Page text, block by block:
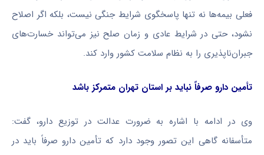
فعلی بیمه‌ها نه تنها پاسخگوی شرایط جنگی نیست، بلکه اگر اصلاح
نشود، حتی در شرایط عادی و زمان صلح نیز می‌تواند خسارت‌های
جبران‌ناپذیری را به نظام سلامت کشور وارد کند.
تأمین دارو صرفاً نباید بر استان تهران متمرکز باشد
وی در ادامه با اشاره به ضرورت عدالت در توزیع دارو، گفت:
متأسفانه گاهی این تصور وجود دارد که تأمین دارو صرفاً باید در